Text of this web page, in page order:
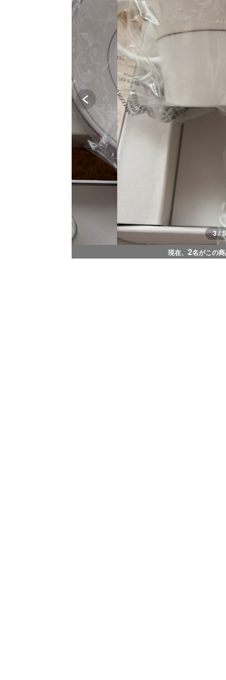
3 / 5
現在、 2名がこの